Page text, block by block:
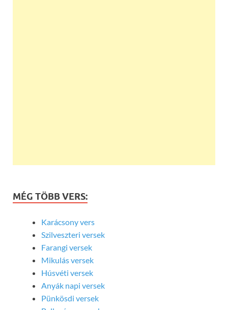
MÉG TÖBB VERS:
Karácsony vers
Szilveszteri versek
Farangi versek
Mikulás versek
Húsvéti versek
Anyák napi versek
Pünkösdi versek